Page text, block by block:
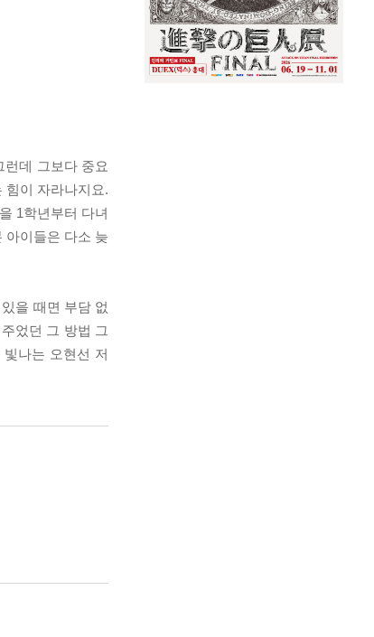
데 그보다 중요
힘이 자라나지요.
1학년부터 다녀
아이들은 다소 늦
을 때면 부담 없
었던 그 방법 그
나는 오현선 저